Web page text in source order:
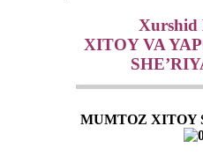
Xurshid
XITOY VA
MUMTOZ XITOY